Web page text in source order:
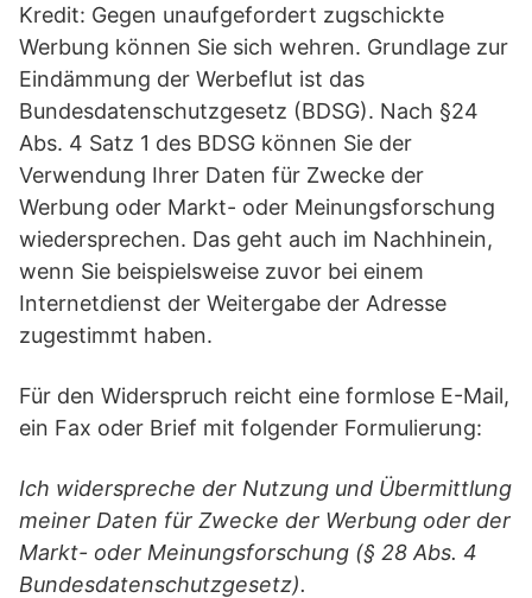
Kredit: Gegen unaufgefordert zugschickte
Werbung können Sie sich wehren. Grundlage zur
Eindämmung der Werbeflut ist das
Bundesdatenschutzgesetz (BDSG). Nach §24
Abs. 4 Satz 1 des BDSG können Sie der
Verwendung Ihrer Daten für Zwecke der
Werbung oder Markt- oder Meinungsforschung
wiedersprechen. Das geht auch im Nachhinein,
wenn Sie beispielsweise zuvor bei einem
Internetdienst der Weitergabe der Adresse
zugestimmt haben.
Für den Widerspruch reicht eine formlose E-Mail,
ein Fax oder Brief mit folgender Formulierung:
Ich widerspreche der Nutzung und Übermittlung
meiner Daten für Zwecke der Werbung oder der
Markt- oder Meinungsforschung (§ 28 Abs. 4
Bundesdatenschutzgesetz).